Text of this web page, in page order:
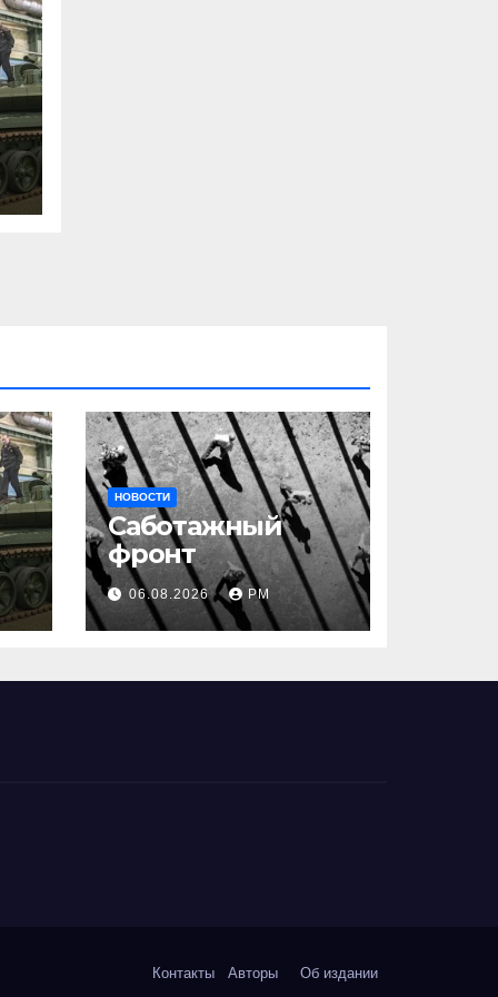
НОВОСТИ
Саботажный
фронт
06.08.2026 РМ
Контакты Авторы Об издании